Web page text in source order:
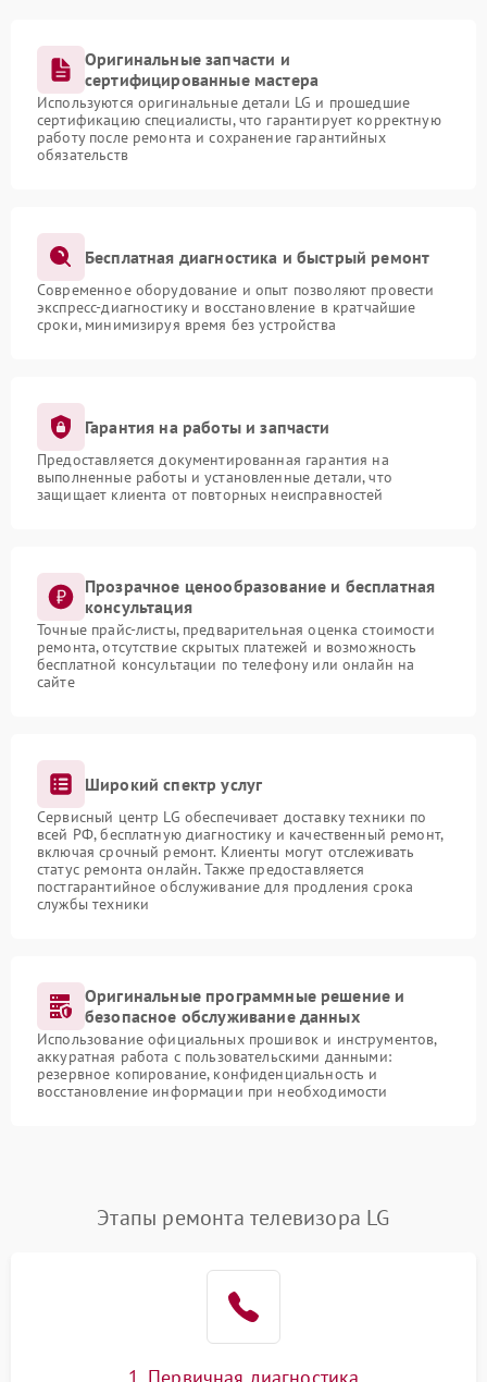
Оригинальные запчасти и
сертифицированные мастера
Используются оригинальные детали LG и прошедшие
сертификацию специалисты, что гарантирует корректную
работу после ремонта и сохранение гарантийных
обязательств
Бесплатная диагностика и быстрый ремонт
Современное оборудование и опыт позволяют провести
экспресс-диагностику и восстановление в кратчайшие
сроки, минимизируя время без устройства
Гарантия на работы и запчасти
Предоставляется документированная гарантия на
выполненные работы и установленные детали, что
защищает клиента от повторных неисправностей
Прозрачное ценообразование и бесплатная
консультация
Точные прайс-листы, предварительная оценка стоимости
ремонта, отсутствие скрытых платежей и возможность
бесплатной консультации по телефону или онлайн на
сайте
Широкий спектр услуг
Сервисный центр LG обеспечивает доставку техники по
всей РФ, бесплатную диагностику и качественный ремонт,
включая срочный ремонт. Клиенты могут отслеживать
статус ремонта онлайн. Также предоставляется
постгарантийное обслуживание для продления срока
службы техники
Оригинальные программные решение и
безопасное обслуживание данных
Использование официальных прошивок и инструментов,
аккуратная работа с пользовательскими данными:
резервное копирование, конфиденциальность и
восстановление информации при необходимости
Этапы ремонта телевизора LG